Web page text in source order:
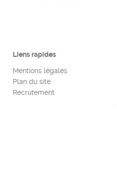
Liens rapides
Mentions légales
Plan du site
Recrutement